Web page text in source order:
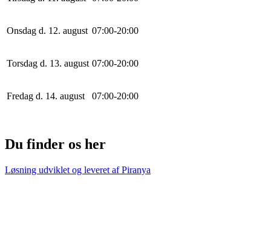
Onsdag d. 12. august 07:00-20:00
Torsdag d. 13. august 07:00-20:00
Fredag d. 14. august 07:00-20:00
Du finder os her
Løsning udviklet og leveret afPiranya